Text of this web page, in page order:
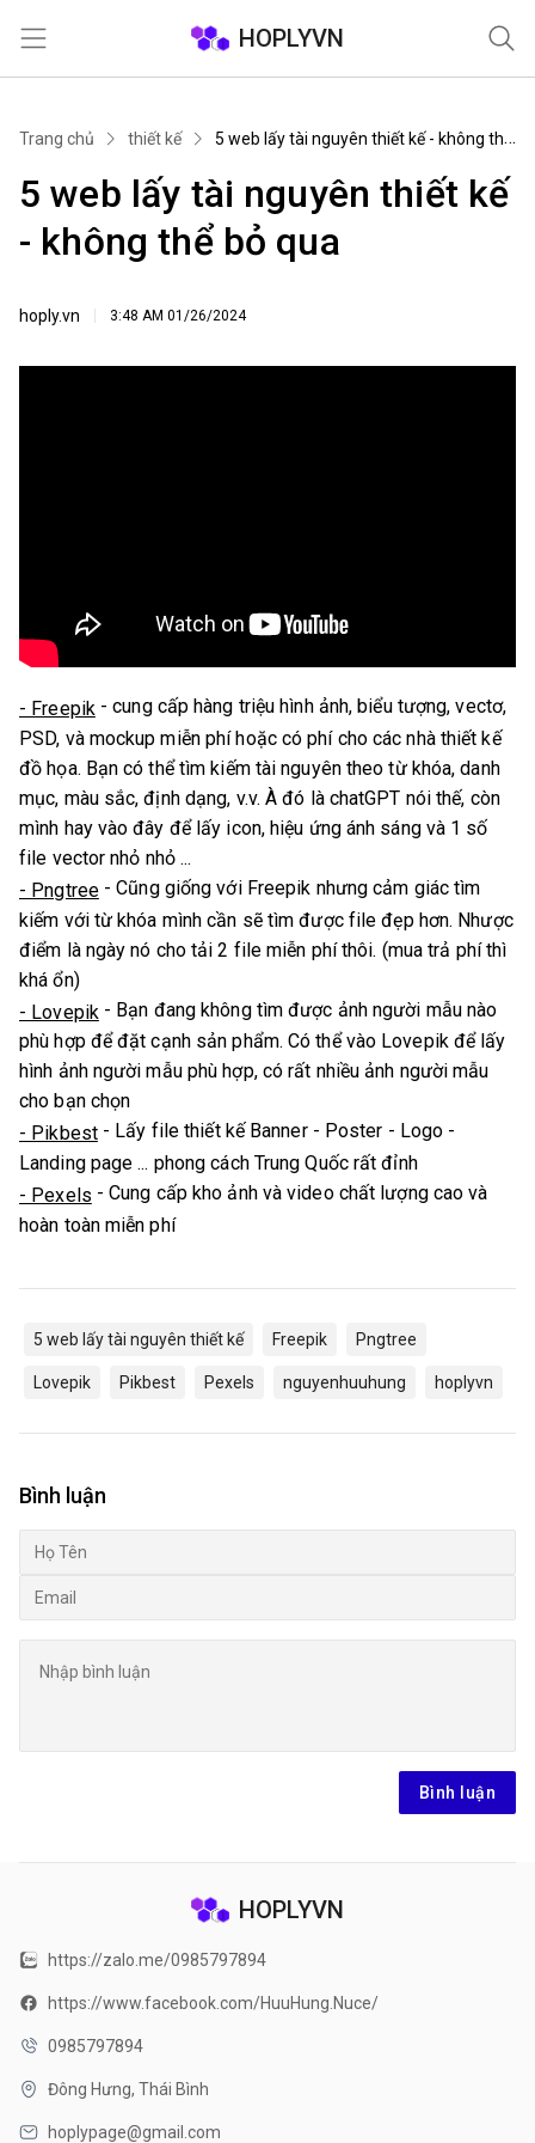
HOPLYVN
Trang chủ
thiết kế 5 web lấy tài nguyên thiết kế - không thể bỏ qua
5 web lấy tài nguyên thiết kế
- không thể bỏ qua
hoply.vn 3:48 AM 01/26/2024
- Freepik - cung cấp hàng triệu hình ảnh, biểu tượng, vectơ,
PSD, và mockup miễn phí hoặc có phí cho các nhà thiết kế
đồ họa. Bạn có thể tìm kiếm tài nguyên theo từ khóa, danh
mục, màu sắc, định dạng, v.v. À đó là chatGPT nói thế, còn
mình hay vào đây để lấy icon, hiệu ứng ánh sáng và 1 số
file vector nhỏ nhỏ ...
- Pngtree- Cũng giống với Freepik nhưng cảm giác tìm
kiếm với từ khóa mình cần sẽ tìm được file đẹp hơn. Nhược
điểm là ngày nó cho tải 2 file miễn phí thôi. (mua trả phí thì
khá ổn)
- Lovepik - Bạn đang không tìm được ảnh người mẫu nào
phù hợp để đặt cạnh sản phẩm. Có thể vào Lovepik để lấy
hình ảnh người mẫu phù hợp, có rất nhiều ảnh người mẫu
cho bạn chọn
- Pikbest- Lấy file thiết kế Banner - Poster - Logo -
Landing page ... phong cách Trung Quốc rất đỉnh
- Pexels - Cung cấp kho ảnh và video chất lượng cao và
hoàn toàn miễn phí
5 web lấy tài nguyên thiết kế Freepik Pngtree
Lovepik Pikbest Pexels nguyenhuuhung hoplyvn
Bình luận
Bình luận
HOPLYVN
https://zalo.me/0985797894
https://www.facebook.com/HuuHung.Nuce/
0985797894
Đông Hưng, Thái Bình
hoplypage@gmail.com